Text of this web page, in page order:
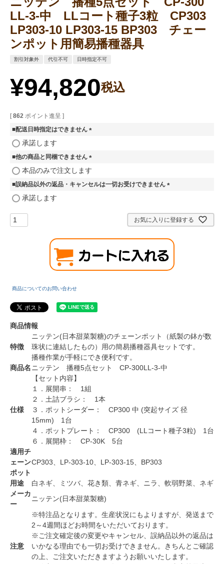
LL-3-中 LLコート種子3粒 CP303
LP303-10 LP303-15 BP303 チェー
ンポット用簡易播種器具
割引対象外 代引不可 日時指定不可
¥94,820税込
[ 862 ポイント進呈 ]
■配送日時指定はできません
須
)
承諾します
■他の商品と同梱できません
(
須
本品のみで注文します
■誤納品以外の返品・キャンセルは一切お受けできません
須
)
承諾します
お気に入りに登録する
商品についてのお問い合わせ
商品情報
特徴
ニッテン(日本甜菜製糖)のチェーンポット（紙製の鉢が数
珠状に連結したもの）用の簡易播種器具セットです。
播種作業が手軽にでき便利です。
商品名ニッテン 播種5点セット CP-300LL-3-中
仕様
【セット内容】
１．展開串： 1組
２．土詰ブラシ： 1本
３．ポットシーダー： CP300 中 (突起サイズ 径
15mm) 1台
４．ポットプレート： CP300 (LLコート種子3粒) 1台
６．展開枠： CP-30K 5台
適用チ
ェーン
ポット
CP303、LP-303-10、LP-303-15、BP303
用途
白ネギ、ミツバ、花き類、青ネギ、ニラ、軟弱野菜、ネギ
メーカ
ー
ニッテン(日本甜菜製糖)
注意
※特注品となります。生産状況にもよりますが、発送まで
2～4週間ほどお時間をいただいております。
※ご注文確定後の変更やキャンセル、誤納品以外の返品は
いかなる理由でも一切お受けできません。きちんとご確認
の上、ご注文いただきますようお願いいたします。